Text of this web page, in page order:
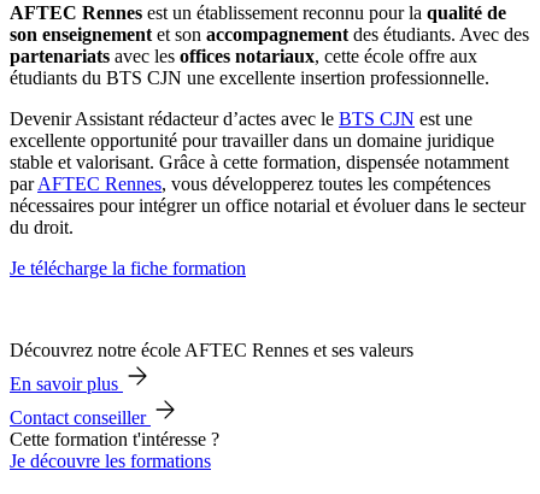
AFTEC Rennes est un établissement reconnu pour la qualité de
son enseignement et son accompagnement des étudiants. Avec des
partenariats avec les offices notariaux, cette école offre aux
étudiants du BTS CJN une excellente insertion professionnelle.
Devenir Assistant rédacteur d’actes avec le BTS CJN est une
excellente opportunité pour travailler dans un domaine juridique
stable et valorisant. Grâce à cette formation, dispensée notamment
parAFTEC Rennes, vous développerez toutes les compétences
nécessaires pour intégrer un office notarial et évoluer dans le secteur
du droit.
Je télécharge la fiche formation
Découvrez notre école AFTEC Rennes et ses valeurs
En savoir plus
Contact conseiller
Cette formation t'intéresse ?
Je découvre les formations